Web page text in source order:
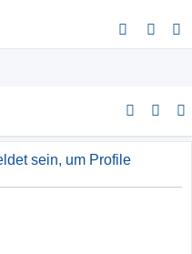
u
e
sein, um Profile